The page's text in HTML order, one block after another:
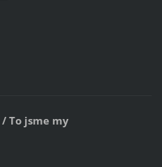
/ To jsme my